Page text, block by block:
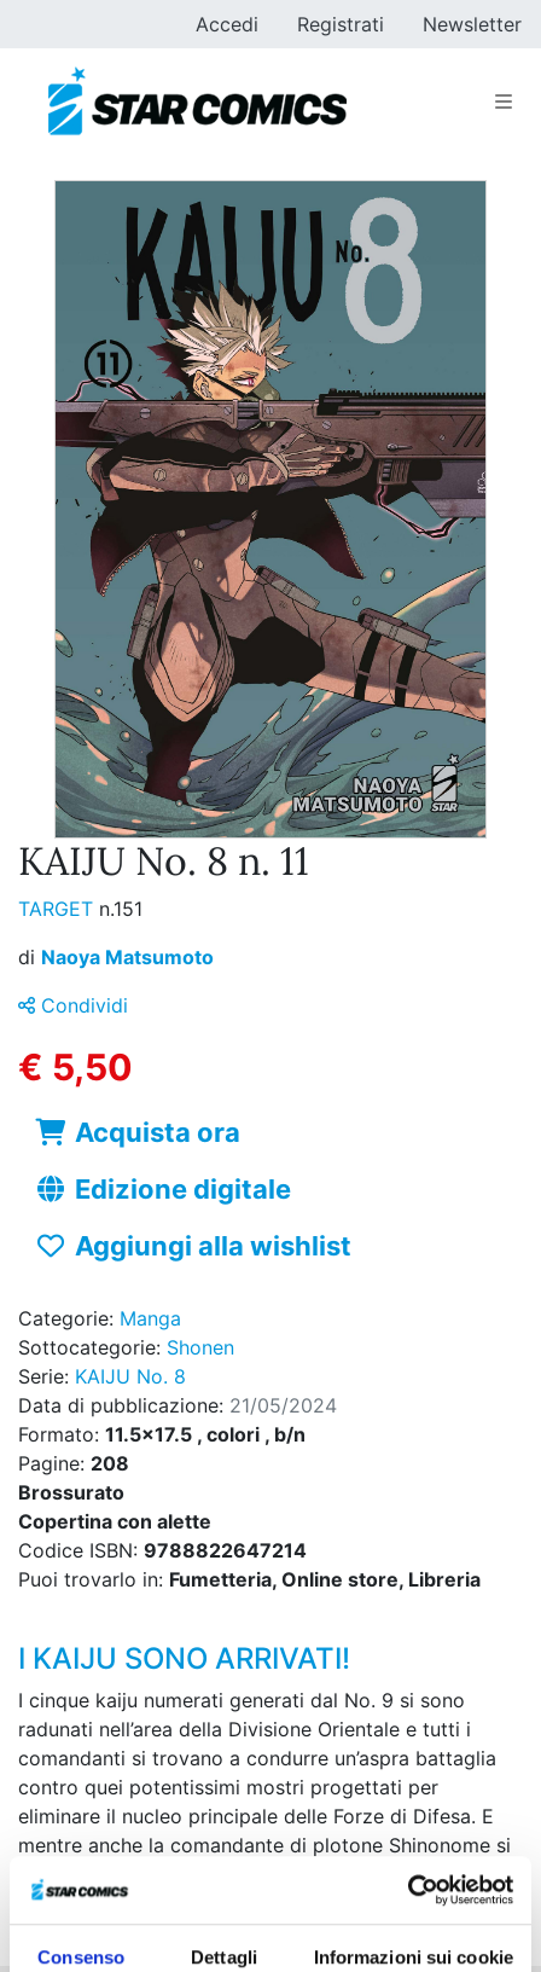
Consenso Dettagli Informazioni sui cookie
Accedi Registrati Newsletter
KAIJU No. 8 n. 11
TARGET n.151
di Naoya Matsumoto
Condividi
€ 5,50
Acquista ora
Edizione digitale
Aggiungi alla wishlist
Categorie: Manga
Sottocategorie: Shonen
Serie: KAIJU No. 8
Data di pubblicazione: 21/05/2024
Formato: 11.5x17.5 , colori , b/n
Pagine: 208
Brossurato
Copertina con alette
Codice ISBN: 9788822647214
Puoi trovarlo in: Fumetteria, Online store, Libreria
I KAIJU SONO ARRIVATI!
I cinque kaiju numerati generati dal No. 9 si sono
radunati nell’area della Divisione Orientale e tutti i
comandanti si trovano a condurre un’aspra battaglia
contro quei potentissimi mostri progettati per
eliminare il nucleo principale delle Forze di Difesa. E
mentre anche la comandante di plotone Shinonome si
muoverà per dare manforte, Kafka, appena prima della
battaglia, scambierà una promessa con Kikoru...